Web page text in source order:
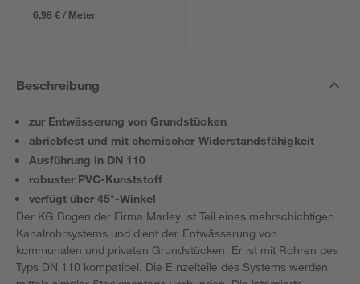
6,98 € / Meter
Beschreibung
zur Entwässerung von Grundstücken
abriebfest und mit chemischer Widerstandsfähigkeit
Ausführung in DN 110
robuster PVC-Kunststoff
verfügt über 45°-Winkel
Der KG Bogen der Firma Marley ist Teil eines mehrschichtigen
Kanalrohrsystems und dient der Entwässerung von
kommunalen und privaten Grundstücken. Er ist mit Rohren des
Typs DN 110 kompatibel. Die Einzelteile des Systems werden